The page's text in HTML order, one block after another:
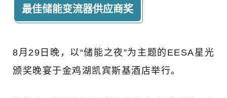
最佳储能变流器供应商奖
8月29日晚，以“储能之夜”为主题的EESA星光
颁奖晚宴于金鸡湖凯宾斯基酒店举行。